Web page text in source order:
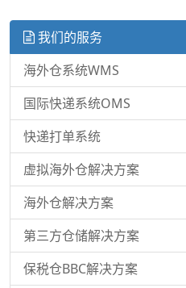
我们的服务
海外仓系统WMS
国际快递系统OMS
快递打单系统
虚拟海外仓解决方案
海外仓解决方案
第三方仓储解决方案
保税仓BBC解决方案